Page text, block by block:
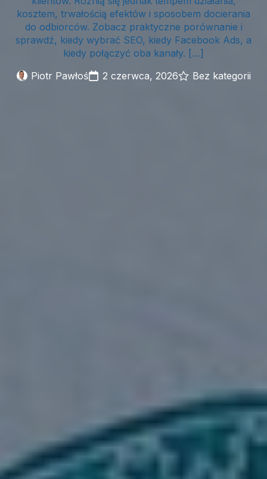
kosztem, trwałością efektów i sposobem docierania
do odbiorców. Zobacz praktyczne porównanie i
sprawdź, kiedy wybrać SEO, kiedy Facebook Ads, a
kiedy połączyć oba kanały. […]
Piotr Pawłoś
2 czerwca, 2026 Bez kategorii